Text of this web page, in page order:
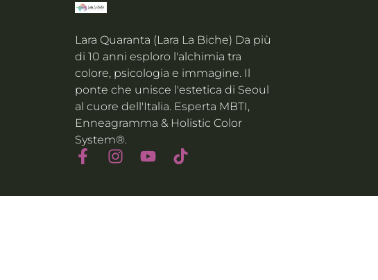
Lara Quaranta (Lara La Biche) Da più
di 10 anni esploro l'alchimia tra
colore, psicologia e immagine. Il
ponte che unisce l'estetica di Seoul
al cuore dell'Italia. Esperta MBTI,
Enneagramma & Holistic Color
System®.